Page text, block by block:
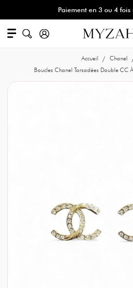
Paiement en 3 ou 4 fois
Accueil
Chanel
Boucles Chanel Torsadées Double CC